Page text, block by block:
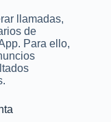
llamadas,
de
Para ello,